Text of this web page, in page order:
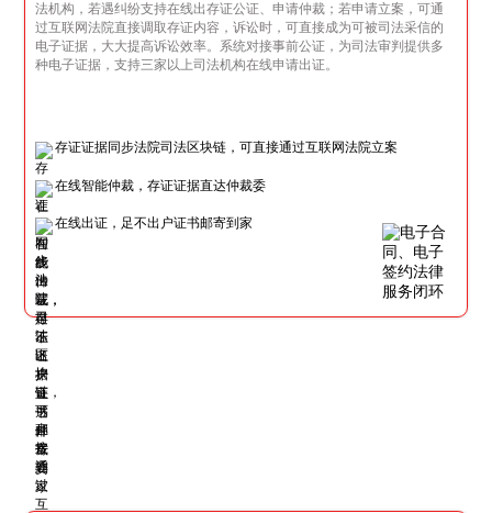
法机构，若遇纠纷支持在线出存证公证、申请仲裁；若申请立案，可通
过互联网法院直接调取存证内容，诉讼时，可直接成为可被司法采信的
电子证据，大大提高诉讼效率。系统对接事前公证，为司法审判提供多
种电子证据，支持三家以上司法机构在线申请出证。
存证证据同步法院司法区块链，可直接通过互联网法院立案
在线智能仲裁，存证证据直达仲裁委
在线出证，足不出户证书邮寄到家